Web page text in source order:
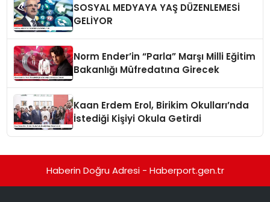
SOSYAL MEDYAYA YAŞ DÜZENLEMESİ
GELİYOR
Norm Ender’in “Parla” Marşı Milli Eğitim
Bakanlığı Müfredatına Girecek
Kaan Erdem Erol, Birikim Okulları’nda
İstediği Kişiyi Okula Getirdi
Haberin Doğru Adresi - Haberport.gen.tr